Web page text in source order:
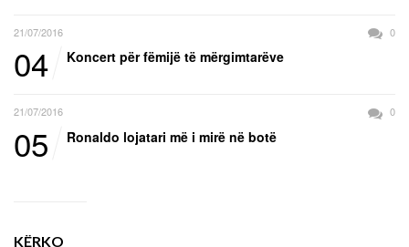
21/07/2016 0
04 Koncert për fëmijë të mërgimtarëve
21/07/2016 0
05 Ronaldo lojatari më i mirë në botë
KËRKO